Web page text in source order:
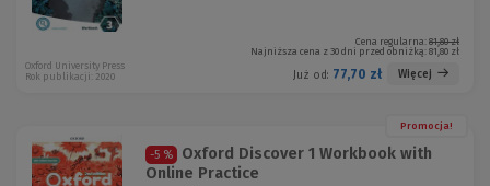
Cena regularna: 81,80 zł
Najniższa cena z 30 dni przed obniżką: 81,80 zł
Już od: 77,70 zł Więcej
Oxford University Press
Rok publikacji: 2020
Promocja!
-5 %
Oxford Discover 1 Workbook with
Online Practice